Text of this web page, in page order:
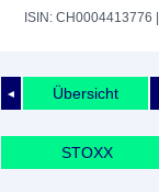
ISIN: CH0004413776
◄ Übersicht
STOXX